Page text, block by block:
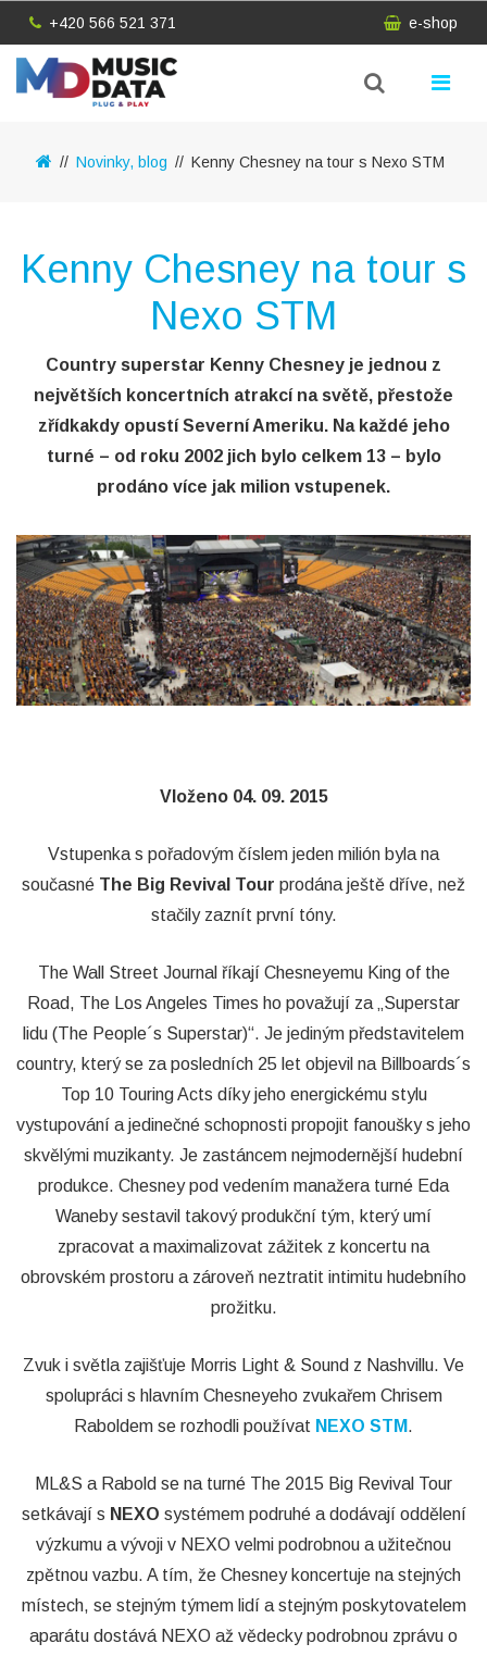
+420 566 521 371 e-shop
Novinky, blog Kenny Chesney na tour s Nexo STM
Kenny Chesney na tour s
Nexo STM
Country superstar Kenny Chesney je jednou z
největších koncertních atrakcí na světě, přestože
zřídkakdy opustí Severní Ameriku. Na každé jeho
turné – od roku 2002 jich bylo celkem 13 – bylo
prodáno více jak milion vstupenek.
Vloženo 04. 09. 2015
Vstupenka s pořadovým číslem jeden milión byla na
současné The Big Revival Tour prodána ještě dříve, než
stačily zaznít první tóny.
The Wall Street Journal říkají Chesneyemu King of the
Road, The Los Angeles Times ho považují za „Superstar
lidu (The People´s Superstar)“. Je jediným představitelem
country, který se za posledních 25 let objevil na Billboards´s
Top 10 Touring Acts díky jeho energickému stylu
vystupování a jedinečné schopnosti propojit fanoušky s jeho
skvělými muzikanty. Je zastáncem nejmodernější hudební
produkce. Chesney pod vedením manažera turné Eda
Waneby sestavil takový produkční tým, který umí
zpracovat a maximalizovat zážitek z koncertu na
obrovském prostoru a zároveň neztratit intimitu hudebního
prožitku.
Zvuk i světla zajišťuje Morris Light & Sound z Nashvillu. Ve
spolupráci s hlavním Chesneyeho zvukařem Chrisem
Raboldem se rozhodli používat NEXO STM .
ML&S a Rabold se na turné The 2015 Big Revival Tour
setkávají s NEXO systémem podruhé a dodávají oddělení
výzkumu a vývoji v NEXO velmi podrobnou a užitečnou
zpětnou vazbu. A tím, že Chesney koncertuje na stejných
místech, se stejným týmem lidí a stejným poskytovatelem
aparátu dostává NEXO až vědecky podrobnou zprávu o